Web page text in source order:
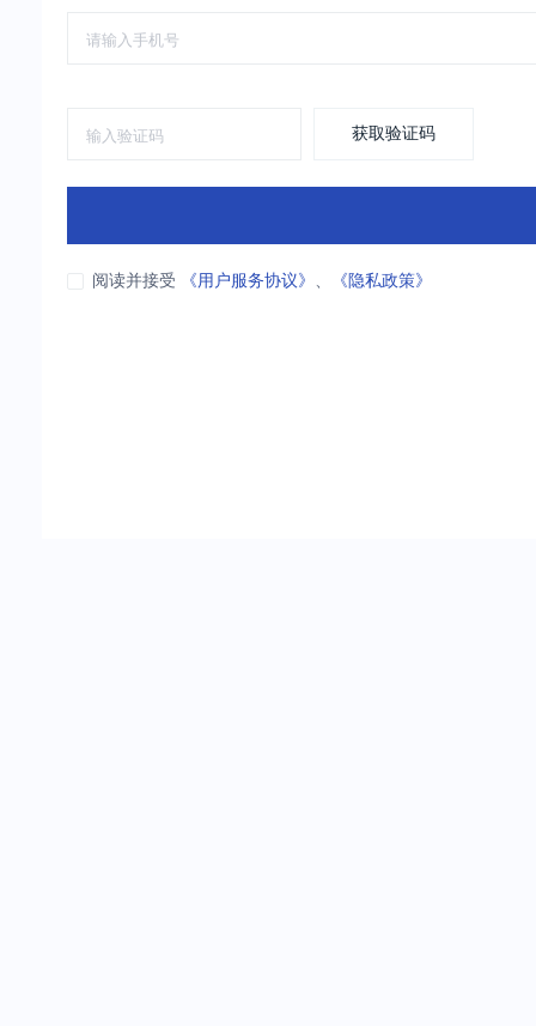
获取验证码
阅读并接受 《用户服务协议》 、 《隐私政策》